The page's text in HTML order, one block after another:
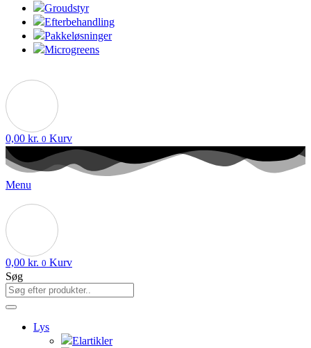
Groudstyr
Efterbehandling
Pakkeløsninger
Microgreens
0,00 kr. 0 Kurv
Menu
0,00 kr. 0 Kurv
Søg
Lys
Elartikler